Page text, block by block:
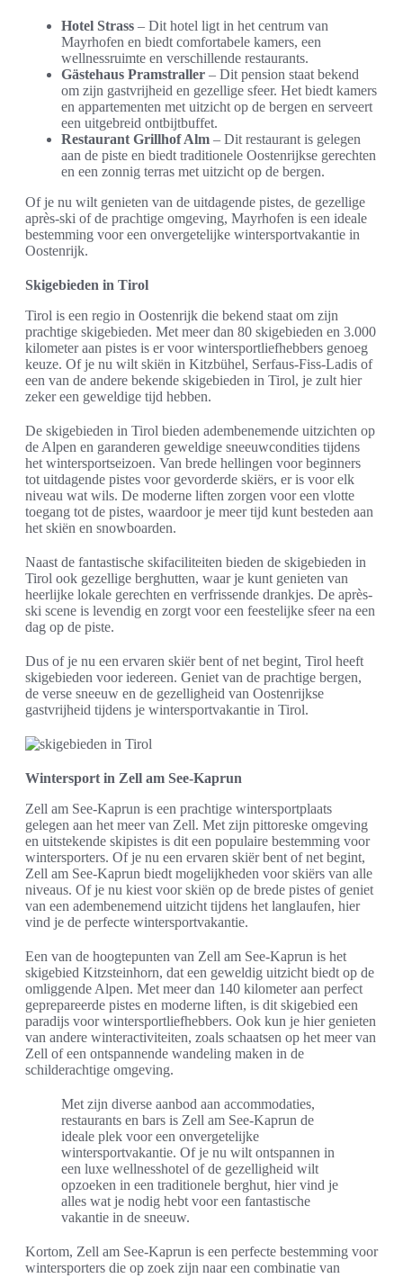
Hotel Strass – Dit hotel ligt in het centrum van
Mayrhofen en biedt comfortabele kamers, een
wellnessruimte en verschillende restaurants.
Gästehaus Pramstraller – Dit pension staat bekend
om zijn gastvrijheid en gezellige sfeer. Het biedt kamers
en appartementen met uitzicht op de bergen en serveert
een uitgebreid ontbijtbuffet.
Restaurant Grillhof Alm – Dit restaurant is gelegen
aan de piste en biedt traditionele Oostenrijkse gerechten
en een zonnig terras met uitzicht op de bergen.
Of je nu wilt genieten van de uitdagende pistes, de gezellige
après-ski of de prachtige omgeving, Mayrhofen is een ideale
bestemming voor een onvergetelijke wintersportvakantie in
Oostenrijk.
Skigebieden in Tirol
Tirol is een regio in Oostenrijk die bekend staat om zijn
prachtige skigebieden. Met meer dan 80 skigebieden en 3.000
kilometer aan pistes is er voor wintersportliefhebbers genoeg
keuze. Of je nu wilt skiën in Kitzbühel, Serfaus-Fiss-Ladis of
een van de andere bekende skigebieden in Tirol, je zult hier
zeker een geweldige tijd hebben.
De skigebieden in Tirol bieden adembenemende uitzichten op
de Alpen en garanderen geweldige sneeuwcondities tijdens
het wintersportseizoen. Van brede hellingen voor beginners
tot uitdagende pistes voor gevorderde skiërs, er is voor elk
niveau wat wils. De moderne liften zorgen voor een vlotte
toegang tot de pistes, waardoor je meer tijd kunt besteden aan
het skiën en snowboarden.
Naast de fantastische skifaciliteiten bieden de skigebieden in
Tirol ook gezellige berghutten, waar je kunt genieten van
heerlijke lokale gerechten en verfrissende drankjes. De après-
ski scene is levendig en zorgt voor een feestelijke sfeer na een
dag op de piste.
Dus of je nu een ervaren skiër bent of net begint, Tirol heeft
skigebieden voor iedereen. Geniet van de prachtige bergen,
de verse sneeuw en de gezelligheid van Oostenrijkse
gastvrijheid tijdens je wintersportvakantie in Tirol.
Wintersport in Zell am See-Kaprun
Zell am See-Kaprun is een prachtige wintersportplaats
gelegen aan het meer van Zell. Met zijn pittoreske omgeving
en uitstekende skipistes is dit een populaire bestemming voor
wintersporters. Of je nu een ervaren skiër bent of net begint,
Zell am See-Kaprun biedt mogelijkheden voor skiërs van alle
niveaus. Of je nu kiest voor skiën op de brede pistes of geniet
van een adembenemend uitzicht tijdens het langlaufen, hier
vind je de perfecte wintersportvakantie.
Een van de hoogtepunten van Zell am See-Kaprun is het
skigebied Kitzsteinhorn, dat een geweldig uitzicht biedt op de
omliggende Alpen. Met meer dan 140 kilometer aan perfect
geprepareerde pistes en moderne liften, is dit skigebied een
paradijs voor wintersportliefhebbers. Ook kun je hier genieten
van andere winteractiviteiten, zoals schaatsen op het meer van
Zell of een ontspannende wandeling maken in de
schilderachtige omgeving.
Met zijn diverse aanbod aan accommodaties,
restaurants en bars is Zell am See-Kaprun de
ideale plek voor een onvergetelijke
wintersportvakantie. Of je nu wilt ontspannen in
een luxe wellnesshotel of de gezelligheid wilt
opzoeken in een traditionele berghut, hier vind je
alles wat je nodig hebt voor een fantastische
vakantie in de sneeuw.
Kortom, Zell am See-Kaprun is een perfecte bestemming voor
wintersporters die op zoek zijn naar een combinatie van